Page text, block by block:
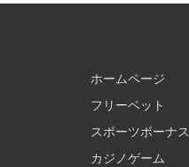
ホームページ
フリーベット
スポーツボーナス
カジノゲーム